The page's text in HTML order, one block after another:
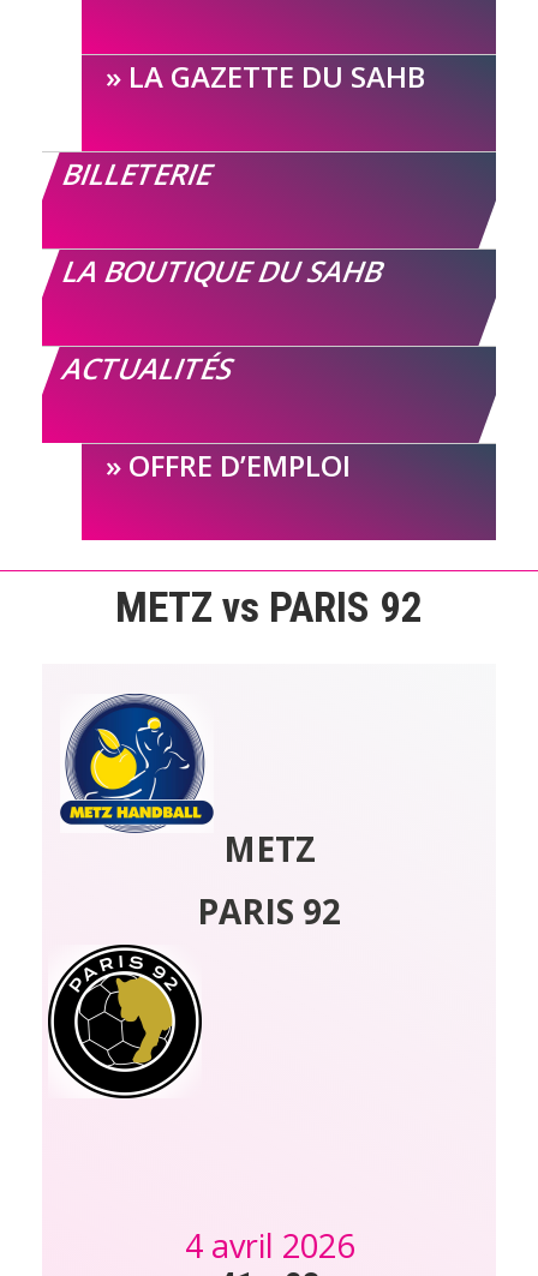
LA GAZETTE DU SAHB
BILLETERIE
LA BOUTIQUE DU SAHB
ACTUALITÉS
OFFRE D’EMPLOI
METZ vs PARIS 92
METZ
PARIS 92
4 avril 2026